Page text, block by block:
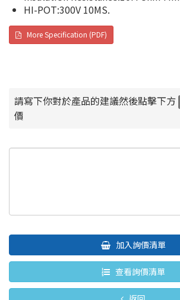
HI-POT:300V 10MS.
More Specification (PDF)
請寫下你對於產品的建議然後點擊下方
價
加入詢價清單
查看詢價清單